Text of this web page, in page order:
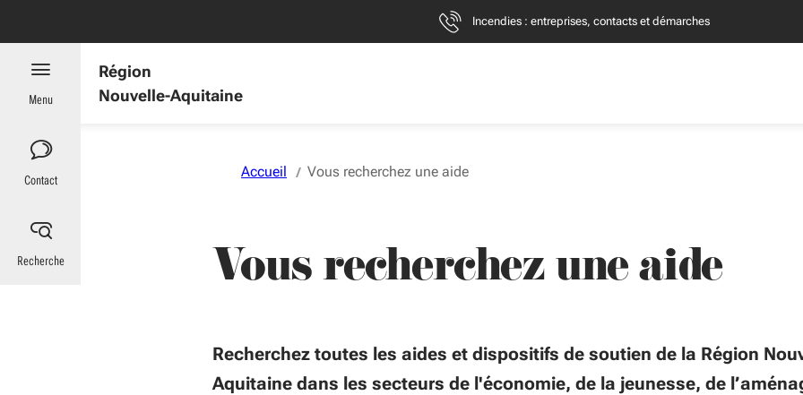
Incendies : entreprises, contacts et démarches
Région
Nouvelle-Aquitaine
Menu
Contact
Recherche
Accueil Vous recherchez une aide
Vous recherchez une aide
Recherchez toutes les aides et dispositifs de soutien de la Région
Aquitaine dans les secteurs de l'économie, de la jeunesse, de